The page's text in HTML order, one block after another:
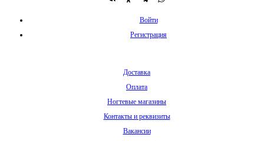
Войти
Регистрация
Доставка
Оплата
Ногтевые магазины
Контакты и реквизиты
Вакансии